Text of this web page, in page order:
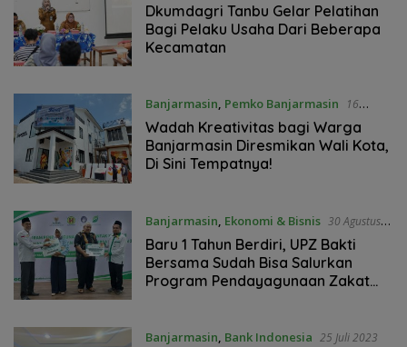
Dkumdagri Tanbu Gelar Pelatihan
Bagi Pelaku Usaha Dari Beberapa
Kecamatan
Banjarmasin, Pemko Banjarmasin
16
Oktober 2023
Wadah Kreativitas bagi Warga
Banjarmasin Diresmikan Wali Kota,
Di Sini Tempatnya!
Banjarmasin, Ekonomi & Bisnis 30 Agustus
2023
Baru 1 Tahun Berdiri, UPZ Bakti
Bersama Sudah Bisa Salurkan
Program Pendayagunaan Zakat
Banjarmasin, Bank Indonesia 25 Juli 2023